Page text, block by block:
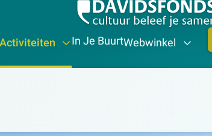
Activiteiten In Je BuurtWebwinkel